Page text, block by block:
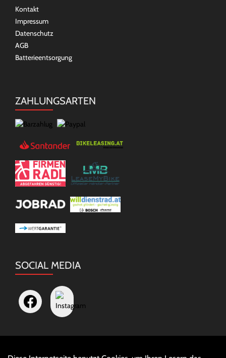
Kontakt
Impressum
Datenschutz
AGB
Batterieentsorgung
ZAHLUNGSARTEN
SOCIAL MEDIA